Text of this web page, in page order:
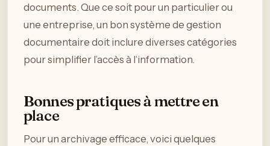
documents. Que ce soit pour un particulier ou
une entreprise, un bon système de gestion
documentaire doit inclure diverses catégories
pour simplifier l’accès à l’information.
Bonnes pratiques à mettre en
place
Pour un archivage efficace, voici quelques